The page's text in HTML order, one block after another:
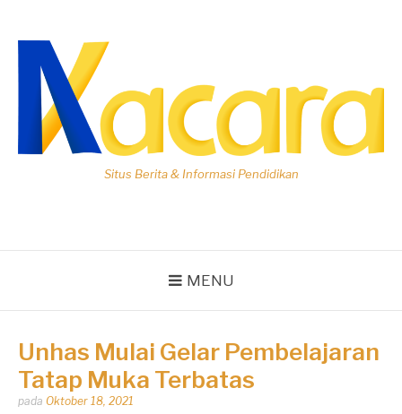
konten
Situs Berita & Informasi Pendidikan
MENU
Unhas Mulai Gelar Pembelajaran
Tatap Muka Terbatas
Dipos
pada Oktober 18, 2021